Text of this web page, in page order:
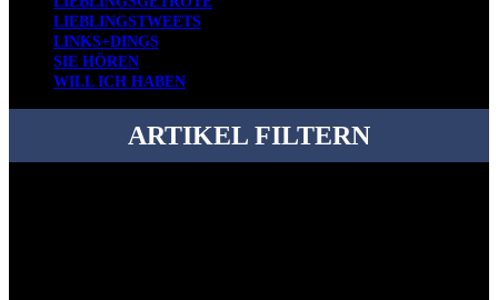
LIEBLINGSTWEETS
LINKS+DINGS
SIE HÖREN
WILL ICH HABEN
ARTIKEL FILTERN